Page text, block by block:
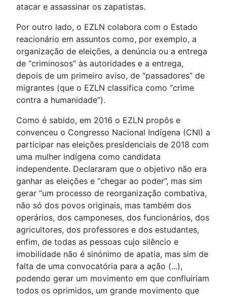
atacar e assassinar os zapatistas.
Por outro lado, o EZLN colabora com o Estado
reacionário em assuntos como, por exemplo, a
organização de eleições, a denúncia ou a entrega
de “criminosos” às autoridades e a entrega,
depois de um primeiro aviso, de “passadores” de
migrantes (que o EZLN classifica como “crime
contra a humanidade”).
Como é sabido, em 2016 o EZLN propôs e
convenceu o Congresso Nacional Indígena (CNI) a
participar nas eleições presidenciais de 2018 com
uma mulher indígena como candidata
independente. Declararam que o objetivo não era
ganhar as eleições e “chegar ao poder”, mas sim
gerar “um processo de reorganização combativa,
não só dos povos originais, mas também dos
operários, dos camponeses, dos funcionários, dos
agricultores, dos professores e dos estudantes,
enfim, de todas as pessoas cujo silêncio e
imobilidade não é sinónimo de apatia, mas sim de
falta de uma convocatória para a ação (...),
podendo gerar um movimento em que confluiriam
todos os oprimidos, um grande movimento que